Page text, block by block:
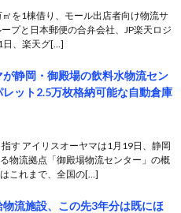
㎡を1棟借り、モール出店者向け物流サ
プと日本郵便の合弁会社、JP楽天ロジ
日、楽天グ[…]
静岡・御殿場の飲料水物流セン
ット2.5万枚格納可能な自動倉庫
す アイリスオーヤマは1月19日、静岡
物流拠点「御殿場物流センター」の概
これまで、全国の[…]
流施設、この先3年分は既にほ